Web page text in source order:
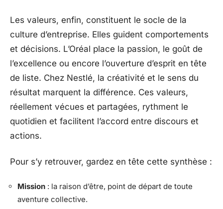
Les valeurs, enfin, constituent le socle de la
culture d’entreprise. Elles guident comportements
et décisions. L’Oréal place la passion, le goût de
l’excellence ou encore l’ouverture d’esprit en tête
de liste. Chez Nestlé, la créativité et le sens du
résultat marquent la différence. Ces valeurs,
réellement vécues et partagées, rythment le
quotidien et facilitent l’accord entre discours et
actions.
Pour s’y retrouver, gardez en tête cette synthèse :
Mission : la raison d’être, point de départ de toute
aventure collective.